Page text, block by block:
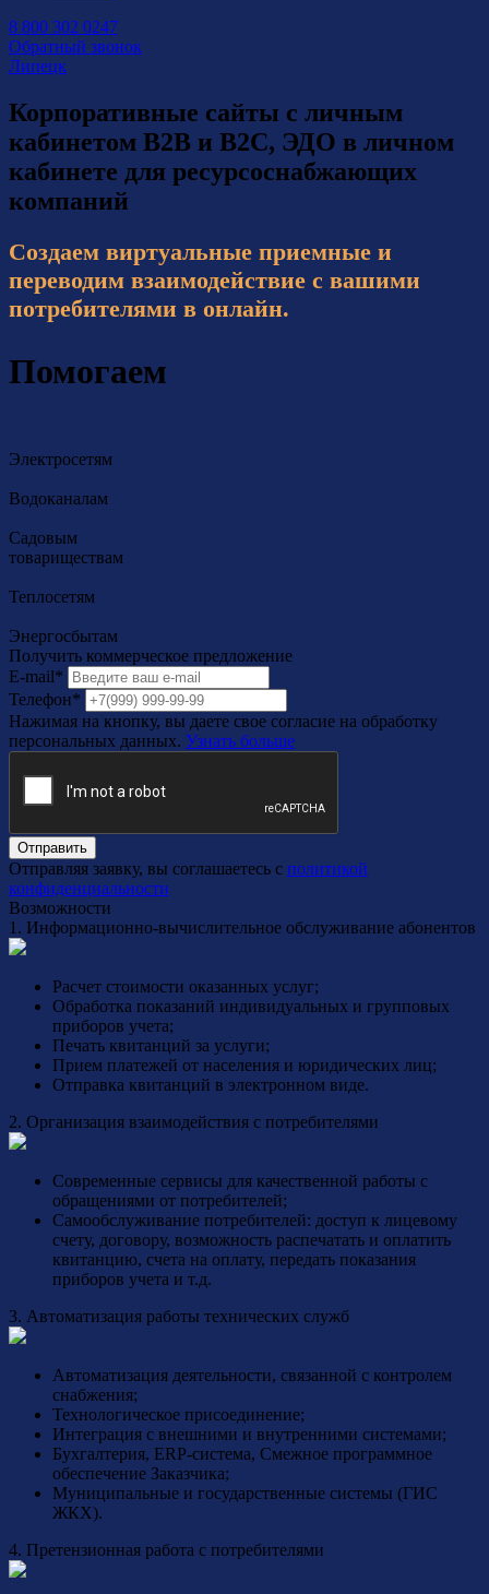
8 800 302 0247
Обратный звонок
Липецк
Корпоративные сайты с личным
кабинетом B2B и B2C, ЭДО в личном
кабинете для ресурсоснабжающих
компаний
Создаем виртуальные приемные и
переводим взаимодействие с вашими
потребителями в онлайн.
Помогаем
Электросетям
Водоканалам
Садовым
товариществам
Теплосетям
Энергосбытам
Получить коммерческое предложение
E-mail*
Телефон*
Нажимая на кнопку, вы даете свое согласие на обработку
персональных данных. Узнать больше
Отправить
Отправляя заявку, вы соглашаетесь с политикой
конфиденциальности
Возможности
1. Информационно-вычислительное обслуживание абонентов
Расчет стоимости оказанных услуг;
Обработка показаний индивидуальных и групповых
приборов учета;
Печать квитанций за услуги;
Прием платежей от населения и юридических лиц;
Отправка квитанций в электронном виде.
2. Организация взаимодействия с потребителями
Современные сервисы для качественной работы с
обращениями от потребителей;
Самообслуживание потребителей: доступ к лицевому
счету, договору, возможность распечатать и оплатить
квитанцию, счета на оплату, передать показания
приборов учета и т.д.
3. Автоматизация работы технических служб
Автоматизация деятельности, связанной с контролем
снабжения;
Технологическое присоединение;
Интеграция с внешними и внутренними системами;
Бухгалтерия, ERP-система, Смежное программное
обеспечение Заказчика;
Муниципальные и государственные системы (ГИС
ЖКХ).
4. Претензионная работа с потребителями